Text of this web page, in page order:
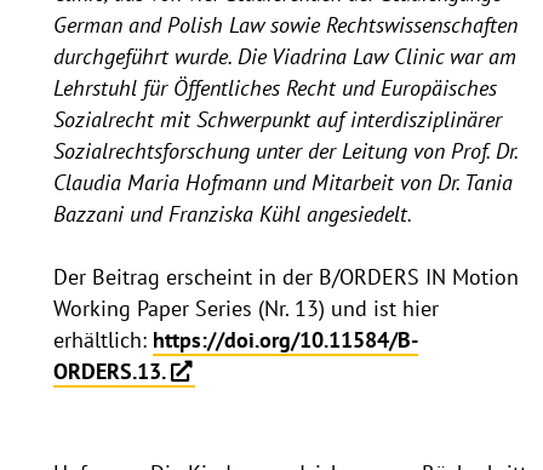
German and Polish Law sowie Rechtswissenschaften
durchgeführt wurde. Die Viadrina Law Clinic war am
Lehrstuhl für Öffentliches Recht und Europäisches
Sozialrecht mit Schwerpunkt auf interdisziplinärer
Sozialrechtsforschung unter der Leitung von Prof. Dr.
Claudia Maria Hofmann und Mitarbeit von Dr. Tania
Bazzani und Franziska Kühl angesiedelt.
Der Beitrag erscheint in der B/ORDERS IN Motion
Working Paper Series (Nr. 13) und ist hier
erhältlich: https://doi.org/10.11584/B-
ORDERS.13.